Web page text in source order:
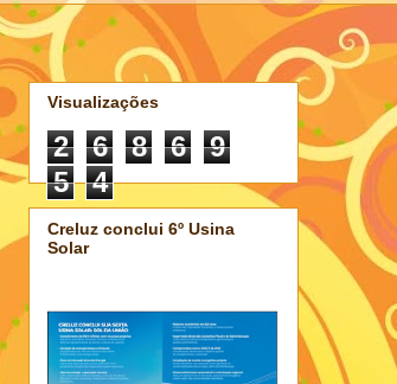
Visualizações
2 6 8 6
9
5
4
Creluz conclui 6º Usina
Solar